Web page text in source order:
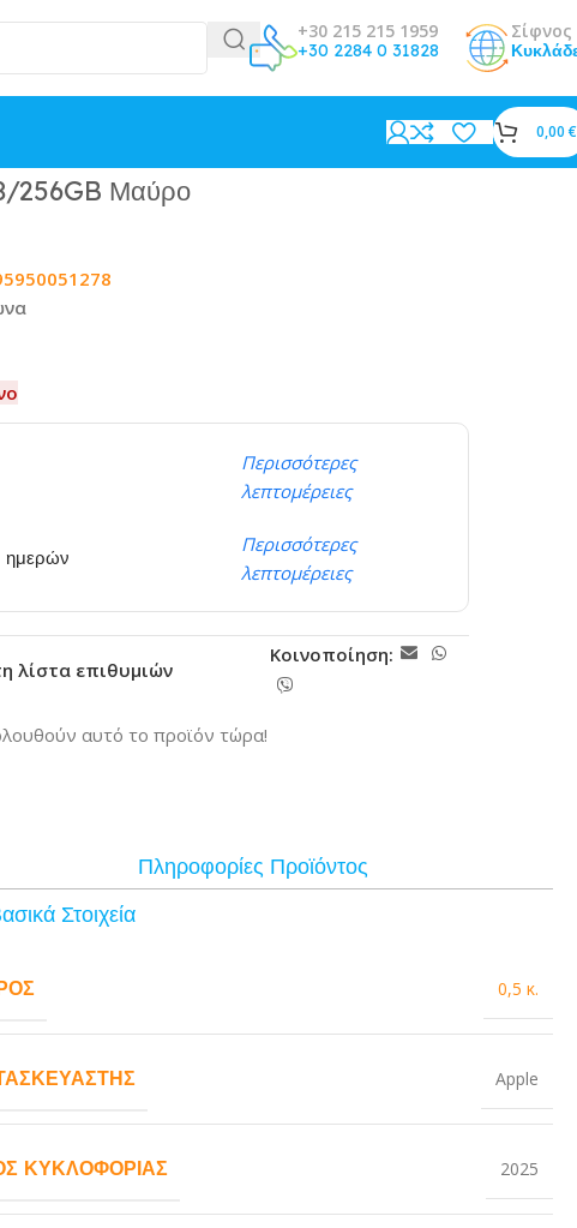
+30 215 215 1959
+30 2284 0 31828
Σίφνος
0,00 €
256GB Μαύρο
Περισσότερες
λεπτομέρειες
ημερών
Περισσότερες
λεπτομέρειες
λίστα επιθυμιών
Κοινοποίηση:
αυτό το προϊόν τώρα!
Πληροφορίες Προϊόντος
Στοιχεία
0,5 κ.
Apple
ΚΥΚΛΟΦΟΡΊΑΣ 2025